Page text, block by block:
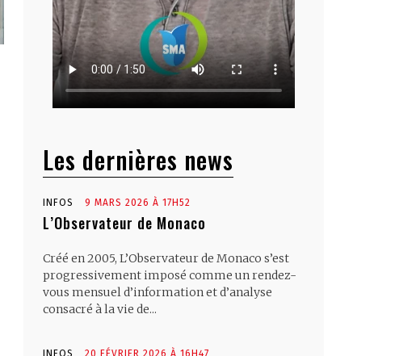
Les dernières news
INFOS 9 MARS 2026 À 17H52
L’Observateur de Monaco
Créé en 2005, L’Observateur de Monaco s’est
progressivement imposé comme un rendez-
vous mensuel d’information et d’analyse
consacré à la vie de...
INFOS 20 FÉVRIER 2026 À 16H47